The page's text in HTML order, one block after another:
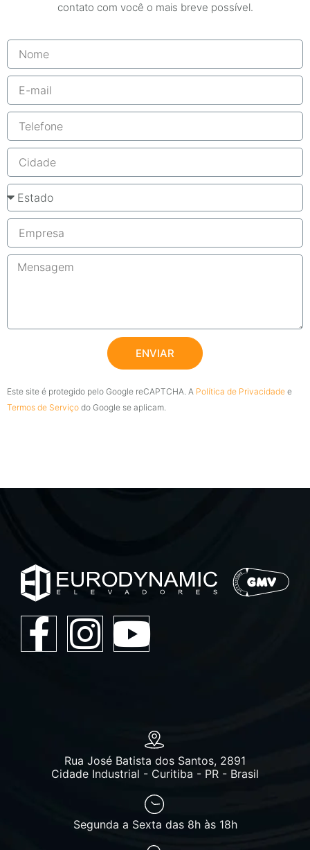
contato com você o mais breve possível.
ENVIAR
Este site é protegido pelo Google reCAPTCHA. A Política de Privacidade e
Termos de Serviço do Google se aplicam.
Rua José Batista dos Santos, 2891
Cidade Industrial - Curitiba - PR - Brasil
Segunda a Sexta das 8h às 18h